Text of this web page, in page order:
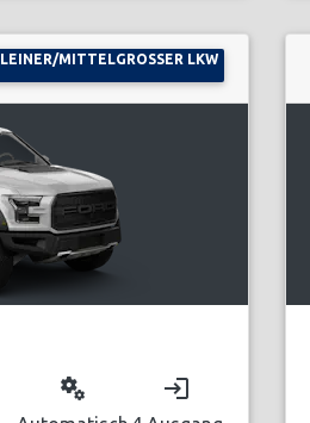
MITTELGROSSER LKW
miscellaneous_services login